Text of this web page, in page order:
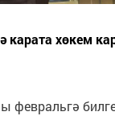
карата хөкем